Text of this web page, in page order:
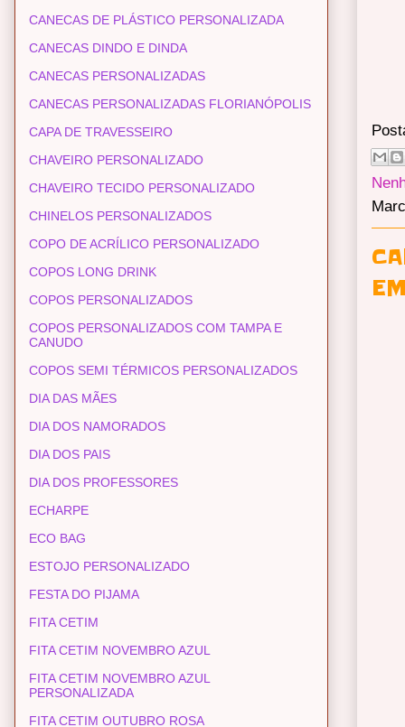
CANECAS DE PLÁSTICO PERSONALIZADA
CANECAS DINDO E DINDA
CANECAS PERSONALIZADAS
CANECAS PERSONALIZADAS FLORIANÓPOLIS
CAPA DE TRAVESSEIRO
CHAVEIRO PERSONALIZADO
CHAVEIRO TECIDO PERSONALIZADO
CHINELOS PERSONALIZADOS
COPO DE ACRÍLICO PERSONALIZADO
COPOS LONG DRINK
COPOS PERSONALIZADOS
COPOS PERSONALIZADOS COM TAMPA E
CANUDO
COPOS SEMI TÉRMICOS PERSONALIZADOS
DIA DAS MÃES
DIA DOS NAMORADOS
DIA DOS PAIS
DIA DOS PROFESSORES
ECHARPE
ECO BAG
ESTOJO PERSONALIZADO
FESTA DO PIJAMA
FITA CETIM
FITA CETIM NOVEMBRO AZUL
FITA CETIM NOVEMBRO AZUL
PERSONALIZADA
FITA CETIM OUTUBRO ROSA